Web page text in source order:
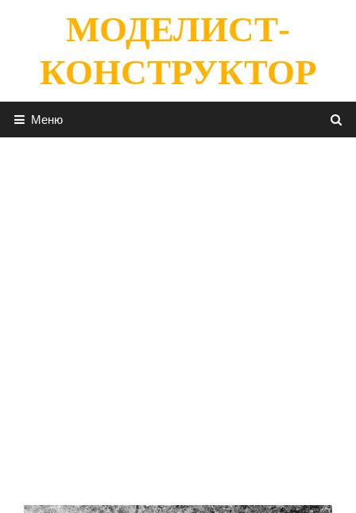
содержимомуМОДЕЛИСТ-
КОНСТРУКТОР
Меню